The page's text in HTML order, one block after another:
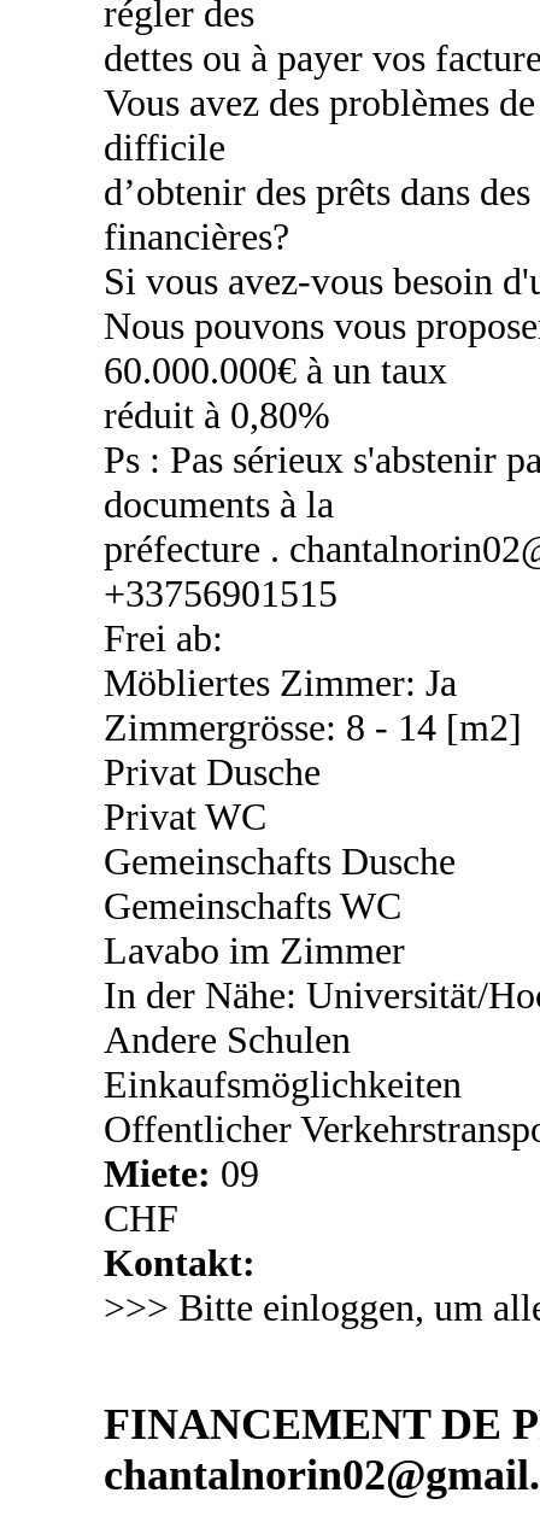
régler des
dettes ou à payer vos
Vous avez des problèmes
difficile
d’obtenir des prêts dans
financières?
Si vous avez-vous besoin
Nous pouvons vous
60.000.000€ à un taux
réduit à 0,80%
Ps : Pas sérieux s'abstenir
documents à la
préfecture .
+33756901515
Frei ab:
Möbliertes Zimmer: Ja
Zimmergrösse: 8 - 14 [m2]
Privat Dusche
Privat WC
Gemeinschafts Dusche
Gemeinschafts WC
Lavabo im Zimmer
In der Nähe: Universität/
Andere Schulen
Einkaufsmöglichkeiten
Offentlicher
Miete: 09
CHF
Kontakt:
>>> Bitte einloggen, um
FINANCEMENT DE